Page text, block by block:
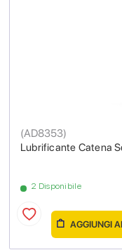
Lubrificante Catena
(AD8353)
2 Disponibile
AGGIUNGI